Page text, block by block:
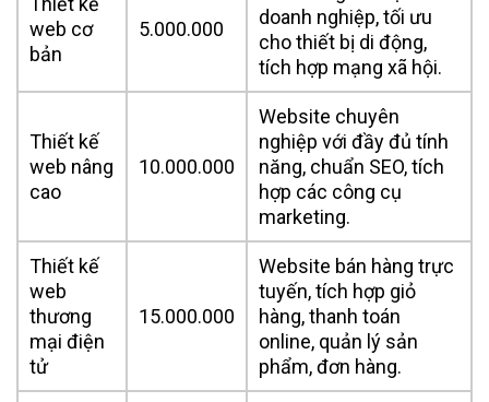
web cơ
bản
5.000.000
doanh nghiệp, tối ưu
cho thiết bị di động,
tích hợp mạng xã hội.
Thiết kế
web nâng
cao
10.000.000
Website chuyên
nghiệp với đầy đủ tính
năng, chuẩn SEO, tích
hợp các công cụ
marketing.
Thiết kế
web
thương
mại điện
tử
15.000.000
Website bán hàng trực
tuyến, tích hợp giỏ
hàng, thanh toán
online, quản lý sản
phẩm, đơn hàng.